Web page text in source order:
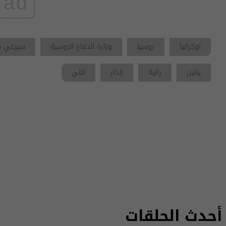
اوكرانيا روسيا وزارة الدفاع الروسية سيرغي
يانين
رانية إنذار اللي
أحدث الحلقات